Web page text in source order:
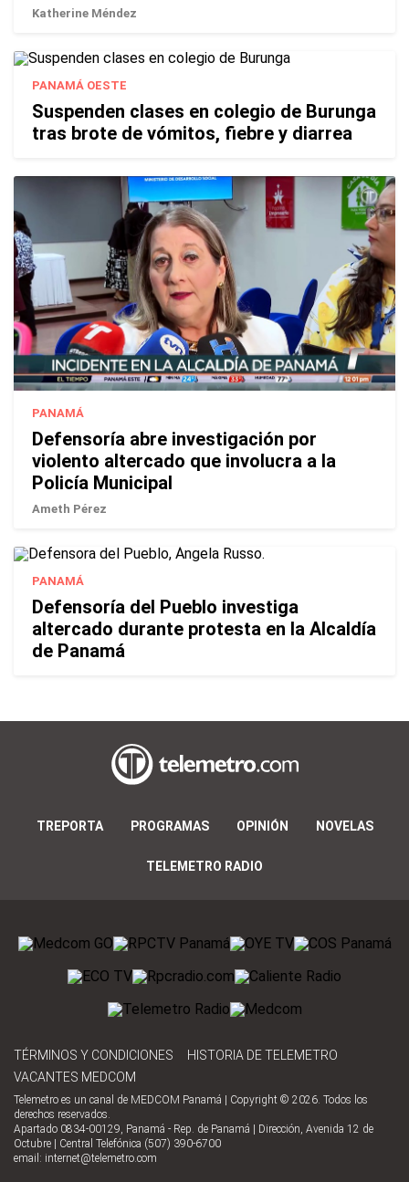
Katherine Méndez
PANAMÁ OESTE
Suspenden clases en colegio de Burunga
tras brote de vómitos, fiebre y diarrea
PANAMÁ
Defensoría abre investigación por
violento altercado que involucra a la
Policía Municipal
Ameth Pérez
PANAMÁ
Defensoría del Pueblo investiga
altercado durante protesta en la Alcaldía
de Panamá
TREPORTA PROGRAMAS OPINIÓN NOVELAS
TELEMETRO RADIO
TÉRMINOS Y CONDICIONES
HISTORIA DE TELEMETRO
VACANTES MEDCOM
Telemetro es un canal de MEDCOM Panamá | Copyright © 2026. Todos los
derechos reservados.
Apartado 0834-00129, Panamá - Rep. de Panamá | Dirección, Avenida 12 de
Octubre | Central Telefónica (507) 390-6700
email: internet@telemetro.com